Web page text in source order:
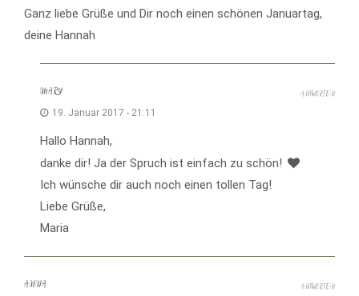
Ganz liebe Grüße und Dir noch einen schönen Januartag,
deine Hannah
MARY
19. Januar 2017 - 21:11
Hallo Hannah,
danke dir! Ja der Spruch ist einfach zu schön!
Ich wünsche dir auch noch einen tollen Tag!
Liebe Grüße,
Maria
ANTWORTEN
ANNA ANTWORTEN